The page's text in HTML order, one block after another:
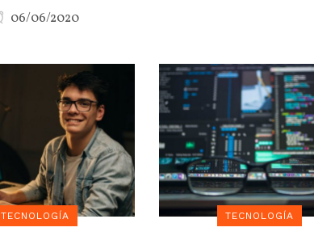
06/06/2020
TECNOLOGÍA TECNOLOGÍA